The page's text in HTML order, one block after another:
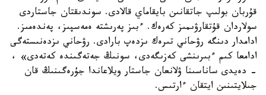
قۇربان بولىپ جاتقانىن بايقاماي قالادى. سوندىقتان جاستاردى
سولاردان قۇتقارۋىمىز كەرەك. ءبىز پەرىشتە ەمەسپىز، پەندەمىز.
ادامدار دىنگە رۋحاني تىرەك ىزدەپ بارادى. رۋحاني ىزدەنىستەگى
ادامعا كىم ءبىرىنشى كەزىگەدى، سونىڭ جەتەگىندە كەتەدى» ،
- دەيدى ساناسىنا ۋلانعان جاستار ويلاعاندا جۇرەگىنىڭ قان
جىلايتىنىن ايتقان ءارتىس.